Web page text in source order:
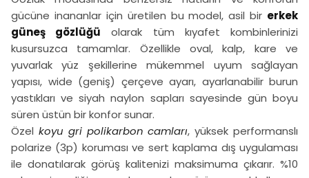
gücüne inananlar için üretilen bu model, asil bir erkek
güneş gözlüğü
olarak tüm kıyafet kombinlerinizi
kusursuzca tamamlar. Özellikle oval, kalp, kare ve
yuvarlak yüz şekillerine mükemmel uyum sağlayan
yapısı, wide (geniş) çerçeve ayarı, ayarlanabilir burun
yastıkları ve siyah naylon sapları sayesinde gün boyu
süren üstün bir konfor sunar.
Özel koyu gri polikarbon camları, yüksek performanslı
polarize (3p) koruması ve sert kaplama dış uygulaması
ile donatılarak görüş kalitenizi maksimuma çıkarır. %10